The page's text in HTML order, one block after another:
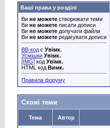
Ваші права у розділі
Ви не можете створювати теми
Ви не можете писати дописи
Ви не можете долучати файли
Ви не можете редагувати дописи
BB-код є Увімк.
Усмішки Увімк.
[IMG] код Увімк.
HTML код Вимк.
Правила форуму
Схожі теми
Тема Автор